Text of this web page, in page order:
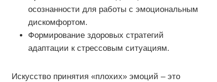
осознанности для работы с эмоциональным
дискомфортом.
Формирование здоровых стратегий
адаптации к стрессовым ситуациям.
Искусство принятия «плохих» эмоций – это